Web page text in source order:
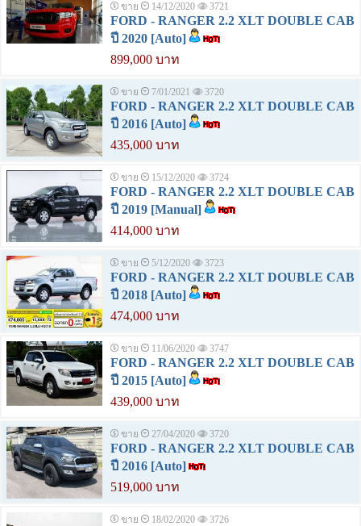
ขาย 14/12/2020 3721
FORD - RANGER 2.2 XLT DOUBLE CAB
ปี 2020 [Auto]
899,000 บาท
ขาย 7/01/2021 3720
FORD - RANGER 2.2 XLT DOUBLE CAB
ปี 2016 [Auto]
435,000 บาท
ขาย 15/12/2020 3724
FORD - RANGER 2.2 XLT DOUBLE CAB
ปี 2019 [Manual]
414,000 บาท
ขาย 5/12/2020 3723
FORD - RANGER 2.2 XLT DOUBLE CAB
ปี 2018 [Auto]
474,000 บาท
ขาย 11/06/2020 3747
FORD - RANGER 2.2 XLT DOUBLE CAB
ปี 2015 [Auto]
439,000 บาท
ขาย 27/04/2020 3720
FORD - RANGER 2.2 XLT DOUBLE CAB
ปี 2016 [Auto]
519,000 บาท
ขาย 18/02/2020 3726